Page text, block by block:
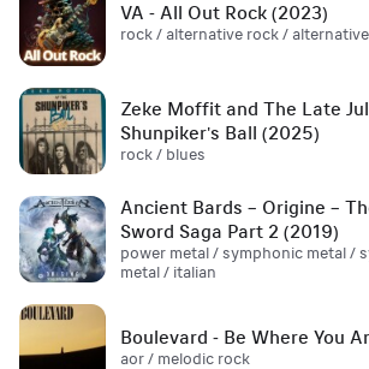
VA - All Out Rock (2023)
rock / alternative rock /
Zeke Moffit and The Late
Shunpiker's Ball (2025)
rock / blues
Ancient Bards – Origine –
Sword Saga Part 2 (2019)
power metal / symphonic metal /
metal / italian
Boulevard - Be Where You
aor / melodic rock